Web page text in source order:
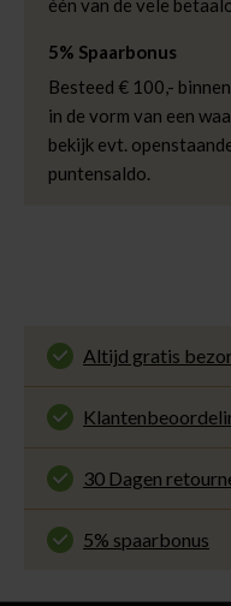
één van de vele
5% Spaarbonus
Besteed € 100,-
in de vorm van een
bekijk evt.
puntensaldo.
Altijd gratis
En binnen 1 tot 3
thuisbezorgd.
Onze klanten
op Kiyoh. Bekijk
ervaring met ons.
30 Dagen
Gemakkelijk en
voor slechts € 4,95
5% spaarbonus